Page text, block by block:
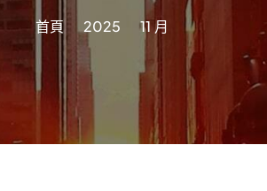
首頁 2025 11 月